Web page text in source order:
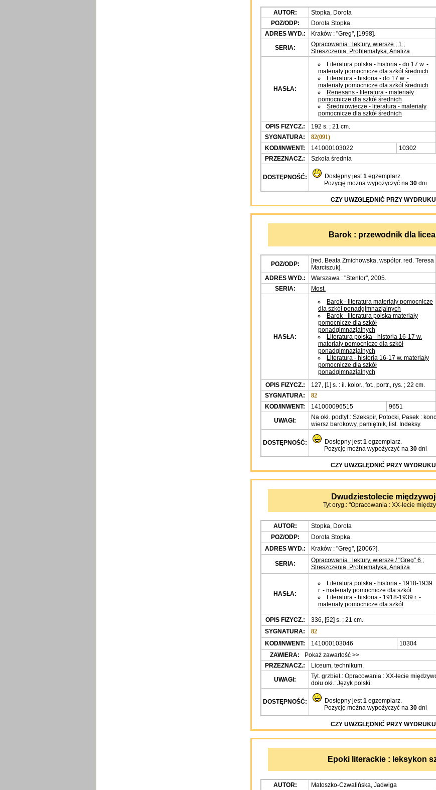
AUTOR:
Stopka, Dorota
POZ/ODP:
Dorota Stopka.
ADRES WYD.:
Kraków : "Greg", [1998].
SERIA:
Opracowania : lektury, wiersze ; 1 ;
Streszczenia, Problematyka, Analiza
HASŁA:
Literatura polska - historia - do 17 w. -
materiały pomocnicze dla szkół średnich
Literatura - historia - do 17 w. -
materiały pomocnicze dla szkół średnich
Renesans - literatura - materiały
pomocnicze dla szkół średnich
Średniowiecze - literatura - materiały
pomocnicze dla szkół średnich
OPIS FIZYCZ.:
192 s. ; 21 cm.
SYGNATURA:
82(091)
KOD/INWENT:
141000103022
10302
PRZEZNACZ.:
Szkoła średnia
DOSTĘPNOŚĆ: Dostępny jest1 egzemplarz.
Pozycję można wypożyczyć na 30 dni
CZY UWZGLĘDNIĆ PRZY
Barok : przewodnik dla
POZ/ODP:
[red. Beata Żmichowska, współpr. red. Teresa
Marciszuk].
ADRES WYD.:
Warszawa : "Stentor", 2005.
SERIA:
Most.
HASŁA:
Barok - literatura materiały pomocnicze
dla szkół ponadgimnazjalnych
Barok - literatura polska materiały
pomocnicze dla szkół
ponadgimnazjalnych
Literatura polska - historia 16-17 w.
materiały pomocnicze dla szkół
ponadgimnazjalnych
Literatura - historia 16-17 w. materiały
pomocnicze dla szkół
ponadgimnazjalnych
OPIS FIZYCZ.:
127, [1] s. : il. kolor., fot., portr., rys. ; 22 cm.
SYGNATURA:
82
KOD/INWENT:
141000096515
9651
UWAGI:
Na okł. podtyt.: Szekspir, Potocki, Pasek :
wiersz barokowy, pamiętnik, list. Indeksy.
DOSTĘPNOŚĆ: Dostępny jest1 egzemplarz.
Pozycję można wypożyczyć na 30 dni
CZY UWZGLĘDNIĆ PRZY
Dwudziestolecie
Tyt oryg.: "Opracowania : XX-lecie
AUTOR:
Stopka, Dorota
POZ/ODP:
Dorota Stopka.
ADRES WYD.:
Kraków : "Greg", [2006?].
SERIA: Opracowania : lektury, wiersze / "Greg" 6 ;
Streszczenia, Problematyka, Analiza
HASŁA:
Literatura polska - historia - 1918-1939
r. - materiały pomocnicze dla szkół
Literatura - historia - 1918-1939 r. -
materiały pomocnicze dla szkół
OPIS FIZYCZ.:
336, [52] s. ; 21 cm.
SYGNATURA:
82
KOD/INWENT:
141000103046
10304
ZAWIERA:
Pokaż zawartość >>
PRZEZNACZ.:
Liceum, technikum.
UWAGI:
Tyt. grzbiet.: Opracowania : XX-lecie
dołu okł.: Język polski.
DOSTĘPNOŚĆ: Dostępny jest1 egzemplarz.
Pozycję można wypożyczyć na 30 dni
CZY UWZGLĘDNIĆ PRZY
Epoki literackie : leksykon
AUTOR:
Matoszko-Czwalińska, Jadwiga